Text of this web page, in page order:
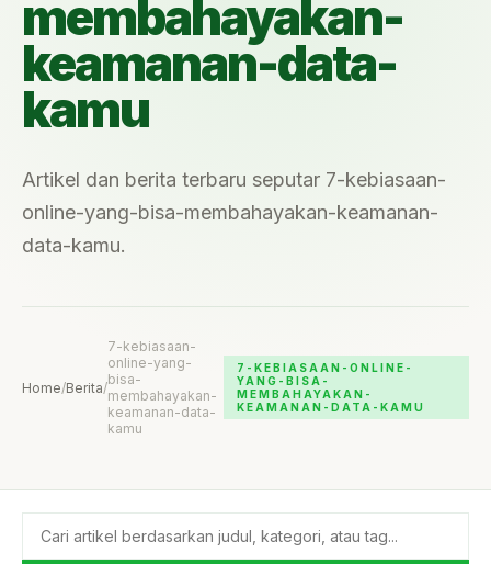
membahayakan-
keamanan-data-
kamu
Artikel dan berita terbaru seputar 7-kebiasaan-
online-yang-bisa-membahayakan-keamanan-
data-kamu.
Home/Berita/
7-kebiasaan-
online-yang-
bisa-
membahayakan-
keamanan-data-
kamu
7-KEBIASAAN-ONLINE-
YANG-BISA-
MEMBAHAYAKAN-
KEAMANAN-DATA-KAMU